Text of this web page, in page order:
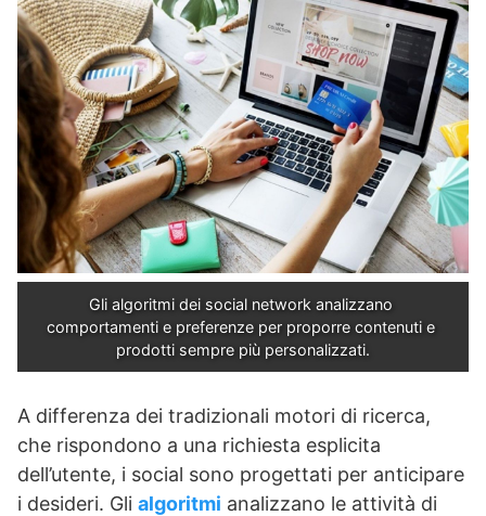
Gli algoritmi dei social network analizzano
comportamenti e preferenze per proporre contenuti e
prodotti sempre più personalizzati.
A differenza dei tradizionali motori di ricerca,
che rispondono a una richiesta esplicita
dell’utente, i social sono progettati per anticipare
i desideri. Gli algoritmi analizzano le attività di